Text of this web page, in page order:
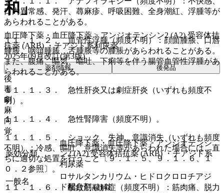
口内異常感、発汗、蕁麻疹、呼吸困難、全身潮紅、浮腫等が
あらわれることがある。
１１．１．２． 血管性浮腫（頻度不明）：顔面腫脹、口唇
腫脹、咽頭腫脹、舌腫脹等の腫脹があらわれることがある。
また、腹痛、嘔気、嘔吐、下痢等を伴う腸管血管性浮腫があ
らわれることがある。
１１．１．３． 急性肝炎又は劇症肝炎（いずれも頻度不
明）。
１１．１．４． 急性腎障害（頻度不明）。
１１．１．５． ショック、失神、意識消失（いずれも頻度
不明）：冷感、嘔吐、意識消失等があらわれた場合には、直
ちに適切な処置を行うこと〔９．１．５、９．１．６、１
０．２参照〕。
１１．１．６． 横紋筋融解症（頻度不明）：筋肉痛、脱力
和」
血圧降下薬・血圧降下薬 > アンジオテンシン2 (A2) 受容体拮
抗薬 (ARB) ・チアジド系利尿薬
2025年09月改訂(第3版)
薬剤情報 後発品
後
毒
劇
麻
向
覚
薬効分類
血圧降下薬・血圧降下薬 > アンジオテンシ
ン2 (A2) 受容体拮抗薬 (ARB) ・チアジド系
利尿薬
一般名
ロサルタンカリウム・ヒドロクロロチアジ
ド配合剤 (2) 錠